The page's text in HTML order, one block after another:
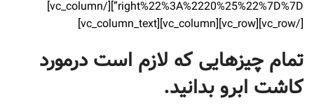
right%22%3A%2220%25%22%7D%7D”][/vc_column]
[/vc_row][vc_row][vc_column][vc_column_text]
تمام چیزهایی که لازم است درمورد
کاشت ابرو بدانید.